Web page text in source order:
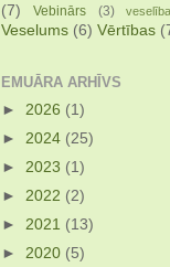
(7)
Vebinārs (3) veselība
Veselums (6) Vērtības
EMUĀRA ARHĪVS
► 2026 (1)
► 2024 (25)
► 2023 (1)
► 2022 (2)
► 2021 (13)
► 2020 (5)